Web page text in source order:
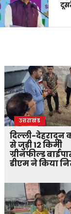
उत्तराखंड
दिल्ली-देहरादून
से जुड़ी 12 किमी
ग्रीनफील्ड
डीएम ने किया